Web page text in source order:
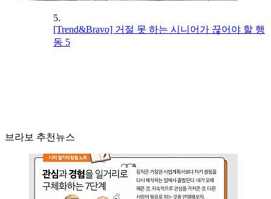
5.
[Trend&Bravo] 거절 못 하는 시니어가 끊어야 할 행
동 5
브라보 추천뉴스